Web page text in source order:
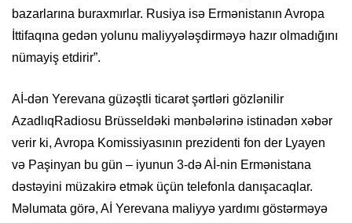
bazarlarına buraxmırlar. Rusiya isə Ermənistanın Avropa
İttifaqına gedən yolunu maliyyələşdirməyə hazır olmadığını
nümayiş etdirir”.
Aİ-dən Yerevana güzəştli ticarət şərtləri gözlənilir
AzadlıqRadiosu Brüsseldəki mənbələrinə istinadən xəbər
verir ki, Avropa Komissiyasının prezidenti fon der Lyayen
və Paşinyan bu gün – iyunun 3-də Aİ-nin Ermənistana
dəstəyini müzakirə etmək üçün telefonla danışacaqlar.
Məlumata görə, Aİ Yerevana maliyyə yardımı göstərməyə